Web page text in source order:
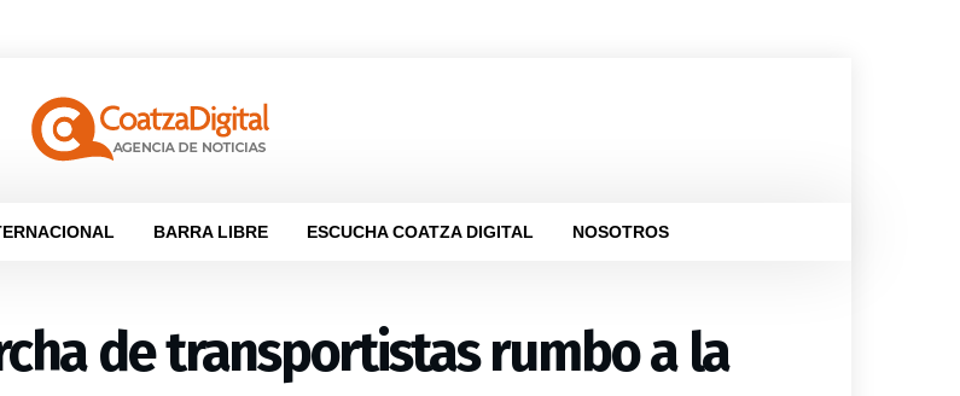
BARRA LIBRE ESCUCHA COATZA DIGITAL NOSOTROS
de transportistas rumbo a la